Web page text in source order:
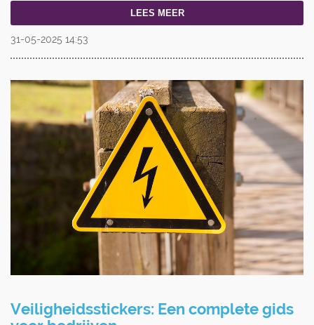
LEES MEER
31-05-2025 14:53
Veiligheidsstickers: Een complete gids